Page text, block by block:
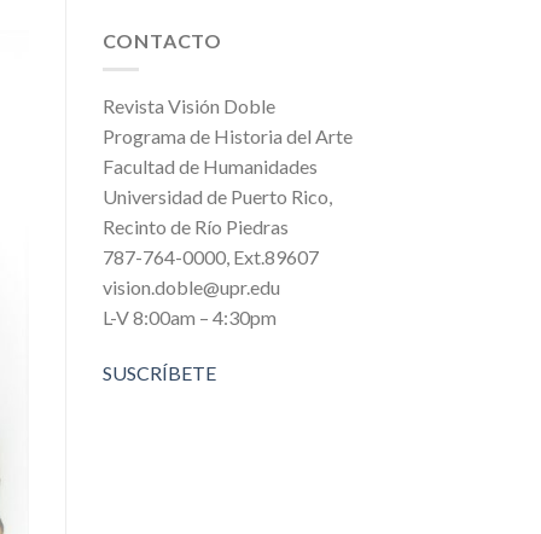
CONTACTO
Revista Visión Doble
Programa de Historia del Arte
Facultad de Humanidades
Universidad de Puerto Rico,
Recinto de Río Piedras
787-764-0000, Ext.89607
vision.doble@upr.edu
L-V 8:00am – 4:30pm
SUSCRÍBETE